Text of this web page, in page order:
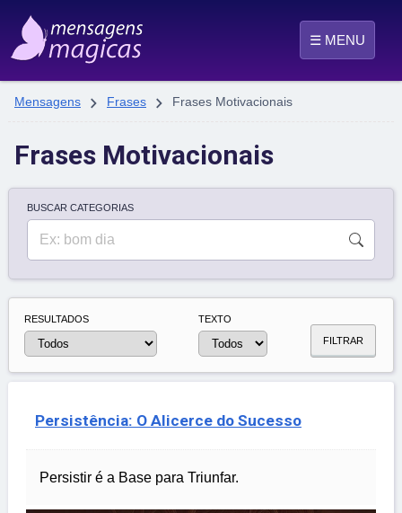
☰ MENU
Mensagens  Frases  Frases Motivacionais
Frases Motivacionais
BUSCAR CATEGORIAS
RESULTADOS
TEXTO
FILTRAR
Persistência: O Alicerce do Sucesso
Persistir é a Base para Triunfar.